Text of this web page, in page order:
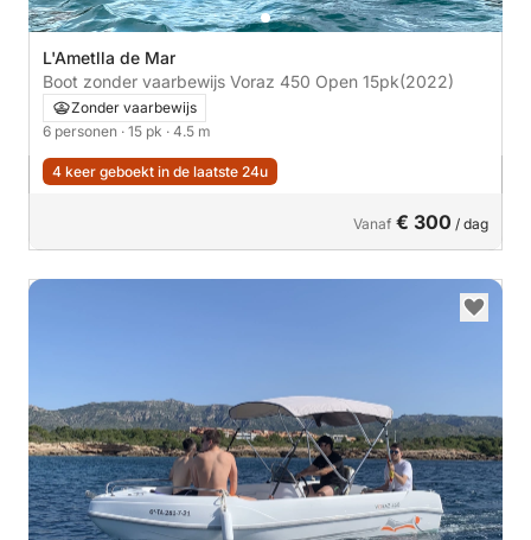
L'Ametlla de Mar
Boot zonder vaarbewijs Voraz 450 Open 15pk(2022)
Zonder vaarbewijs
6 personen · 15 pk · 4.5 m
4 keer geboekt in de laatste 24u
Vanaf € 300 / dag